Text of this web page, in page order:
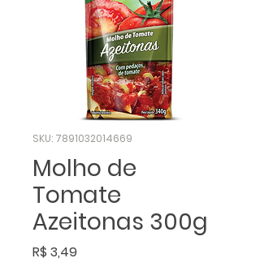
SKU: 7891032014669
Molho de
Tomate
Azeitonas 300g
R$ 3,49Preço